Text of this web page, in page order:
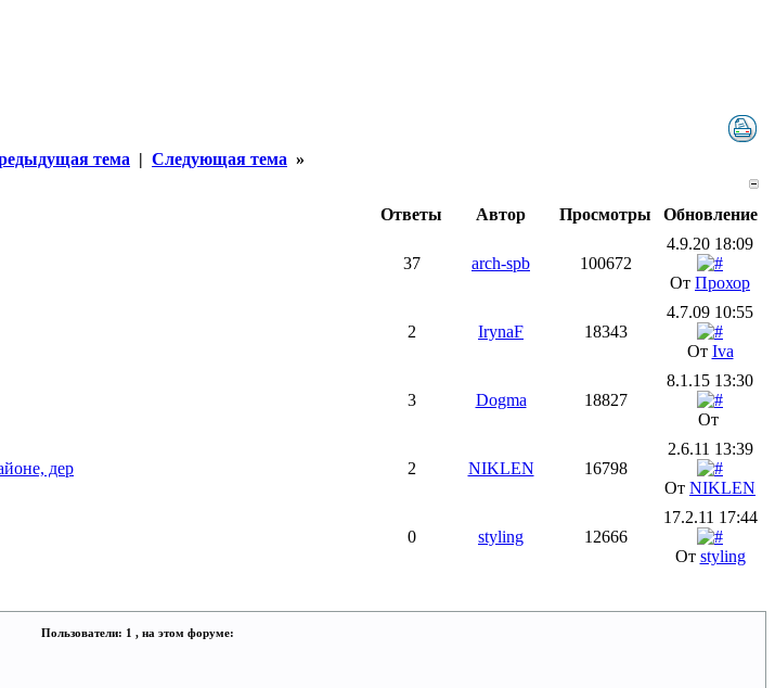
тема | Следующая тема »
Ответы Автор Просмотры Обновление
37 arch-spb 100672
4.9.20 18:09
От Прохор
2 IrynaF 18343
4.7.09 10:55
От Iva
3 Dogma 18827
8.1.15 13:30
От
дер 2 NIKLEN 16798
2.6.11 13:39
От NIKLEN
0 styling 12666
17.2.11 17:44
От styling
Пользователи: 1 , на этом форуме: